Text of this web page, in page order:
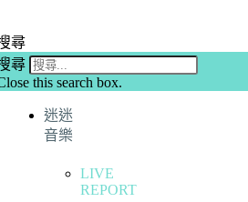
尋
尋
this search box.
迷迷
音樂
LIVE
REPORT